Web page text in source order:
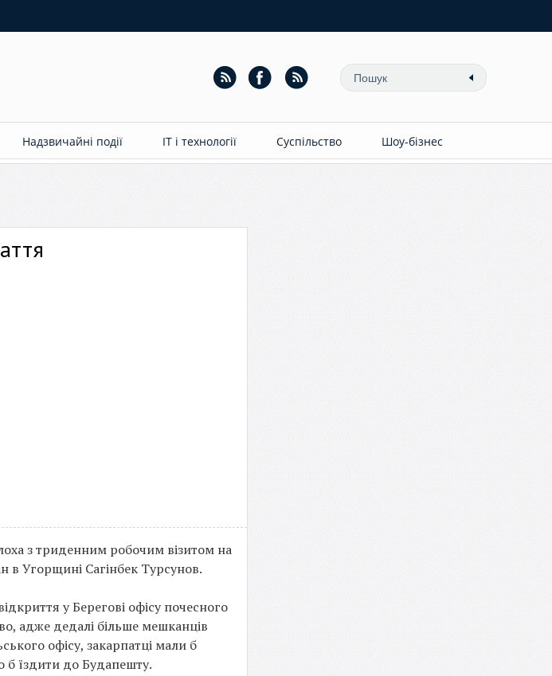
Надзвичайні події ІТ і технології Суспільство Шоу-бізнес
з триденним робочим візитом на
в Угорщині Сагінбек Турсунов.
у Берегові офісу почесного
адже дедалі більше мешканців
офісу, закарпатці мали б
б їздити до Будапешту.